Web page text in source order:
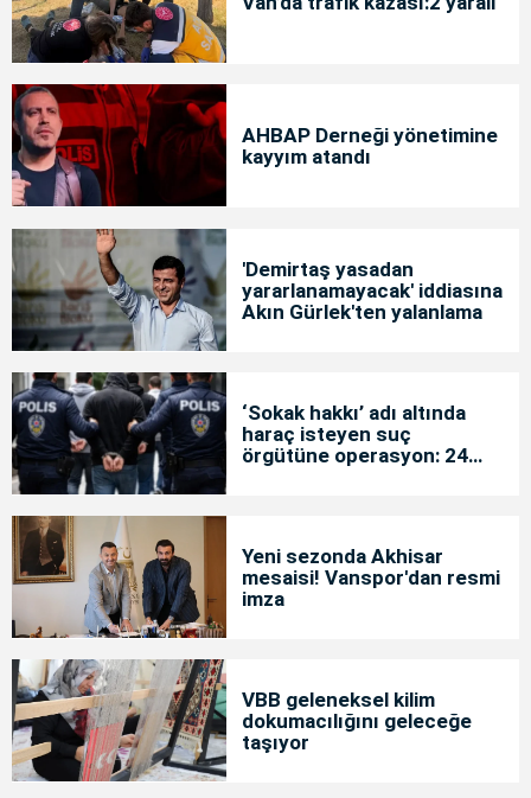
AHBAP Derneği yönetimine
kayyım atandı
'Demirtaş yasadan
yararlanamayacak' iddiasına
Akın Gürlek'ten yalanlama
‘Sokak hakkı’ adı altında
haraç isteyen suç
örgütüne operasyon: 24
Yeni sezonda Akhisar
mesaisi! Vanspor'dan resmi
imza
VBB geleneksel kilim
dokumacılığını geleceğe
taşıyor